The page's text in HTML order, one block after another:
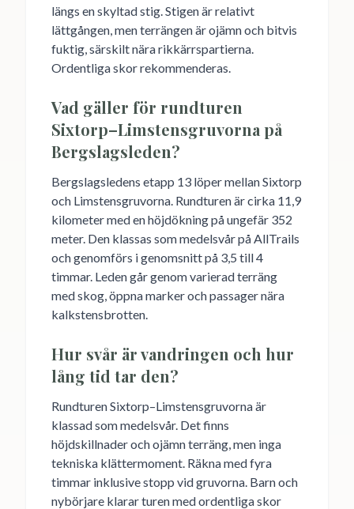
längs en skyltad stig. Stigen är relativt
lättgången, men terrängen är ojämn och bitvis
fuktig, särskilt nära rikkärrspartierna.
Ordentliga skor rekommenderas.
Vad gäller för rundturen
Sixtorp–Limstensgruvorna på
Bergslagsleden?
Bergslagsledens etapp 13 löper mellan Sixtorp
och Limstensgruvorna. Rundturen är cirka 11,9
kilometer med en höjdökning på ungefär 352
meter. Den klassas som medelsvår på AllTrails
och genomförs i genomsnitt på 3,5 till 4
timmar. Leden går genom varierad terräng
med skog, öppna marker och passager nära
kalkstensbrotten.
Hur svår är vandringen och hur
lång tid tar den?
Rundturen Sixtorp–Limstensgruvorna är
klassad som medelsvår. Det finns
höjdskillnader och ojämn terräng, men inga
tekniska klättermoment. Räkna med fyra
timmar inklusive stopp vid gruvorna. Barn och
nybörjare klarar turen med ordentliga skor